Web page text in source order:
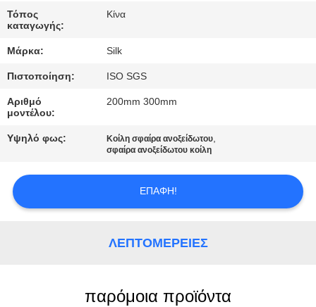
ΠΕΡΙΠΤΏΣΕΙΣ
ΖΗΤΉΣΤΕ
ΈΝΑ
ΑΠΌΣΠΑΣΜΑ
SITEMAP
PRIVACY
POLICY
Τόπος
καταγωγής:
Κίνα
Μάρκα: Silk
Πιστοποίηση: ISO SGS
Αριθμό
μοντέλου:
200mm 300mm
Υψηλό φως: Κοίλη σφαίρα ανοξείδωτου,
σφαίρα ανοξείδωτου κοίλη
ΕΠΑΦΉ!
ΛΕΠΤΟΜΈΡΕΙΕΣ
παρόμοια προϊόντα